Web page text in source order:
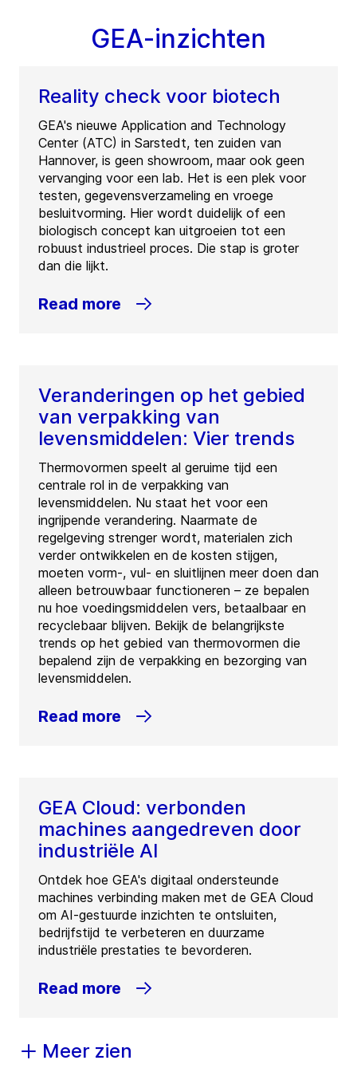
GEA-inzichten
Reality check voor biotech
GEA's nieuwe Application and Technology
Center (ATC) in Sarstedt, ten zuiden van
Hannover, is geen showroom, maar ook geen
vervanging voor een lab. Het is een plek voor
testen, gegevensverzameling en vroege
besluitvorming. Hier wordt duidelijk of een
biologisch concept kan uitgroeien tot een
robuust industrieel proces. Die stap is groter
dan die lijkt.
Read more
Veranderingen op het gebied
van verpakking van
levensmiddelen: Vier trends
Thermovormen speelt al geruime tijd een
centrale rol in de verpakking van
levensmiddelen. Nu staat het voor een
ingrijpende verandering. Naarmate de
regelgeving strenger wordt, materialen zich
verder ontwikkelen en de kosten stijgen,
moeten vorm-, vul- en sluitlijnen meer doen dan
alleen betrouwbaar functioneren – ze bepalen
nu hoe voedingsmiddelen vers, betaalbaar en
recyclebaar blijven. Bekijk de belangrijkste
trends op het gebied van thermovormen die
bepalend zijn de verpakking en bezorging van
levensmiddelen.
Read more
GEA Cloud: verbonden
machines aangedreven door
industriële AI
Ontdek hoe GEA's digitaal ondersteunde
machines verbinding maken met de GEA Cloud
om AI-gestuurde inzichten te ontsluiten,
bedrijfstijd te verbeteren en duurzame
industriële prestaties te bevorderen.
Read more
Meer zien